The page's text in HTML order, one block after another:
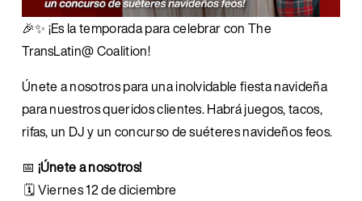
🎉✨ ¡Es la temporada para celebrar con The
TransLatin@ Coalition!
Únete a nosotros para una inolvidable fiesta navideña
para nuestros queridos clientes. Habrá juegos, tacos,
rifas, un DJ y un concurso de suéteres navideños feos.
📅 ¡Únete a nosotros!
🗓️ Viernes 12 de diciembre